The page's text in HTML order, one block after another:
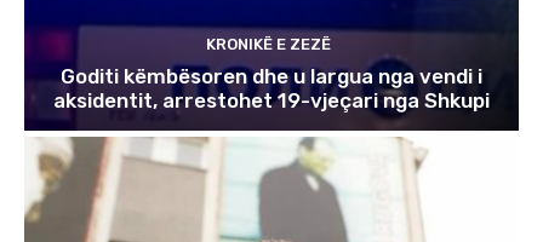
KRONIKË E ZEZË
Goditi këmbësoren dhe u largua nga vendi i
aksidentit, arrestohet 19-vjeçari nga Shkupi